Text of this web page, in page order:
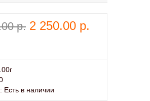
р. 2 250.00 р.
Есть в наличии